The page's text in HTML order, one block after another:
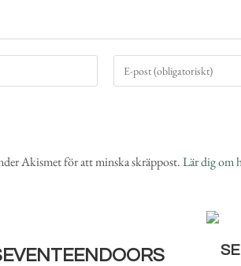
Akismet för att minska skräppost.Lär dig om